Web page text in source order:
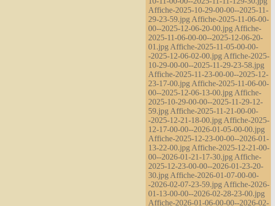
Affiche-2025-10-29-00-00--2025-11-
29-23-59.jpg Affiche-2025-11-06-00-
00--2025-12-06-20-00.jpg Affiche-
2025-11-06-00-00--2025-12-06-20-
01.jpg Affiche-2025-11-05-00-00-
-2025-12-06-02-00.jpg Affiche-2025-
10-29-00-00--2025-11-29-23-58.jpg
Affiche-2025-11-23-00-00--2025-12-
23-17-00.jpg Affiche-2025-11-06-00-
00--2025-12-06-13-00.jpg Affiche-
2025-10-29-00-00--2025-11-29-12-
59.jpg Affiche-2025-11-21-00-00-
-2025-12-21-18-00.jpg Affiche-2025-
12-17-00-00--2026-01-05-00-00.jpg
Affiche-2025-12-23-00-00--2026-01-
13-22-00.jpg Affiche-2025-12-21-00-
00--2026-01-21-17-30.jpg Affiche-
2025-12-23-00-00--2026-01-23-20-
30.jpg Affiche-2026-01-07-00-00-
-2026-02-07-23-59.jpg Affiche-2026-
01-13-00-00--2026-02-28-23-00.jpg
Affiche-2026-01-06-00-00--2026-02-